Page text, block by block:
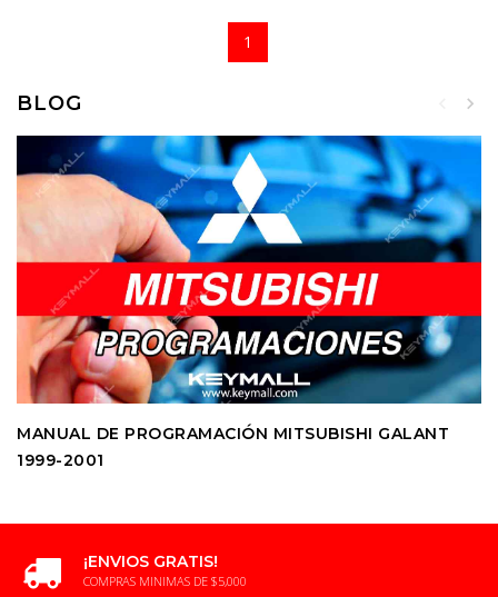
1
BLOG
MANUAL DE PROGRAMACIÓN MITSUBISHI GALANT
1999-2001
¡ENVIOS GRATIS!
COMPRAS MINIMAS DE $5,000